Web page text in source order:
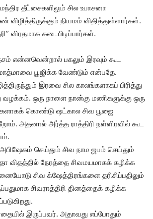
தீட்சைகளிலும் சில உபாசனா
விழித்திருக்கும் நியமம் விதித்துள்ளார்கள்.
விரதமாக கடைபிடிப்பார்கள்.
என்னவென்றால் பகலும் இரவும் கூட
பூஜிக்க வேண்டும் என்பதே.
இரவை சில காலங்களாகப் பிரித்து
வழக்கம். ஒரு நாளை நான்கு மணிகளுக்கு ஒரு
கொண்டு ஷட்கால சிவ பூஜை
அதனால் அர்த்த ராத்திரி நள்ளிரவில் கூட
செய்தும் சிவ நாம ஜபம் செய்தும்
விதத்தில் நேரத்தை சிவமயமாகக் கழிக்க
சிவ க்ஷேத்திரங்களை தரிசிப்பதிலும்
சிவராத்திரி தினத்தைக் கழிக்க
இருப்பவர். அதாவது எப்போதும்